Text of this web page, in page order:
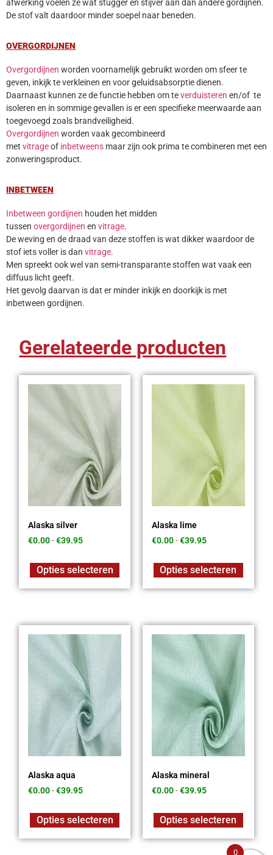
afwerking voelen ze wat stugger en stijver aan dan andere gordijnen.
De stof valt daardoor minder soepel naar beneden.
OVERGORDIJNEN
Overgordijnen worden voornamelijk gebruikt worden om sfeer te
geven, inkijk te verkleinen en voor geluidsabsorptie dienen.
Daarnaast kunnen ze de functie hebben om teverduisteren en/of te
isoleren en in sommige gevallen is er een specifieke meerwaarde aan
toegevoegd zoals brandveiligheid.
Overgordijnen worden vaak gecombineerd
met vitrageof inbetweens maar zijn ook prima te combineren met een
zonweringsproduct.
INBETWEEN
Inbetween gordijnen houden het midden
tussen overgordijnen en vitrage.
De weving en de draad van deze stoffen is wat dikker waardoor de
stof iets voller is dan vitrage.
Men spreekt ook wel van semi-transparante stoffen wat vaak een
diffuus licht geeft.
Het gevolg daarvan is dat er minder inkijk en doorkijk is met
inbetween gordijnen.
Gerelateerde producten
Alaska silver
€0.00 - €39.95
Opties selecteren
Alaska lime
€0.00-€39.95
Opties selecteren
Alaska aqua
€0.00 - €39.95
Opties selecteren
Alaska mineral
€0.00-€39.95
Opties selecteren
0